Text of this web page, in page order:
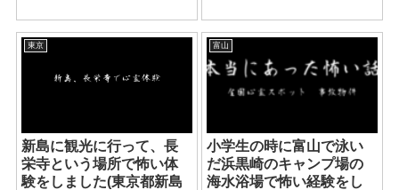
が、小学校5年生の時に修学旅行
で栃木県の日光を訪れました。
昼間はもちろんさまざまな観光
部は灯りもない真っ暗な道が多
く、確かに薄気味悪さは感じま
す。 どこだっ...
東京
新島に観光に行って、長
栄寺という場所で怖い体
験をしました(東京都新島
富山
小学生の時に富山で泳い
だ浜黒崎のキャンプ場の
海水浴場で怖い経験をし